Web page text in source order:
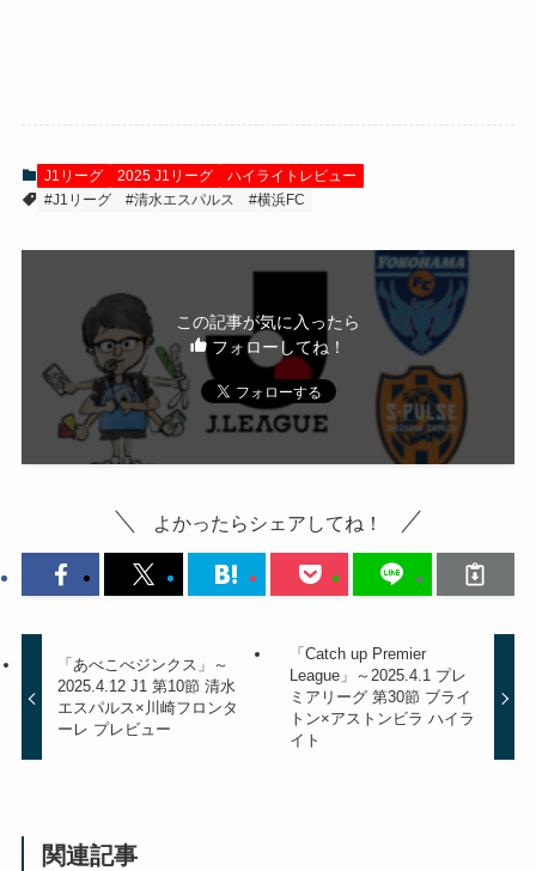
J1リーグ 2025 J1リーグ
ハイライトレビュー
#J1リーグ
#清水エスパルス #横浜FC
この記事が気に入ったら
フォローしてね！
よかったらシェアしてね！
「あべこべジンクス」～
2025.4.12 J1 第10節 清水
エスパルス×川崎フロンタ
ーレ プレビュー
「Catch up Premier
League」～2025.4.1 プレ
ミアリーグ 第30節 ブライ
トン×アストンビラ ハイラ
イト
関連記事